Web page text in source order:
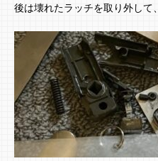
後は壊れたラッチを取り外して